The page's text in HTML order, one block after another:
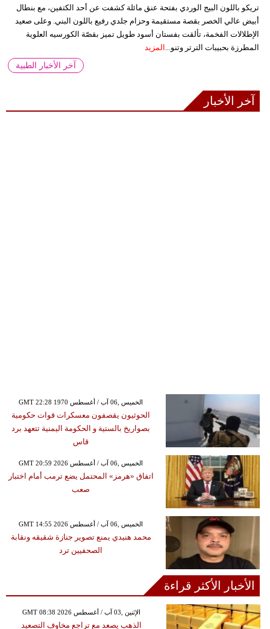
تريكو باللون البيج الوردي بفتحة عنق مائلة كشفت عن أحد الكتفين، مع بنطال
أبيض عالي الخصر بقصة مستقيمة وحزام جلدي رفيع باللون البني. وعلى صعيد
الإطلالات الفخمة، تألقت بفستان أسود طويل تميز بقصّة الكورسيه العلوية
المطرزة بحبيبات الترتر وتنو... المزيد
آخر الأخبار الطبية
آخر الأخبار
GMT 22:28 1970 الخميس ,06 آب / أغسطس
الحوثيون يقصفون معسكرات قوات حكومية
بصواريخ بالستية و الحكومة اليمنية تتعهد برد
قاس
GMT 20:59 2026 الخميس ,06 آب / أغسطس
اتفاق «هرمز» المحتمل يضع ترمب أمام اختبار
صعب
GMT 14:55 2026 الخميس ,06 آب / أغسطس
محمد هنيدي يمنع تصوير جنازة شقيقه ونقابة
الصحفيين ترد
الأخبار الأكثر قراءة
GMT 08:38 2026 الإثنين ,03 آب / أغسطس
الذهب يصعد مع تراجع مخاوف التصعيد